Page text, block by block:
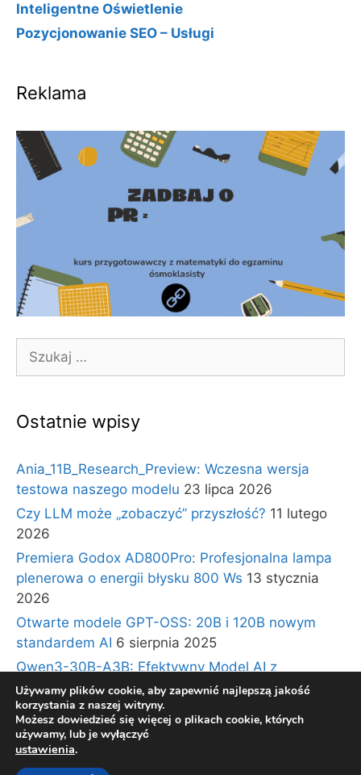
Inteligentne Oświetlenie
Pozycjonowanie SEO – Usługi
Reklama
Szukaj:
Ostatnie wpisy
Ania_11B_Research_Preview: Wczesna wersja
testowa naszego modelu 23 lipca 2026
Czy LLM może „zobaczyć” przyszłość? 11 lutego
2026
Premiera Godox AD800Pro: Profesjonalna lampa
plenerowa o energii błysku 800 Ws 13 stycznia
2026
Otwarte modele GPT-OSS: 20B i 120B nowym
standardem AI 6 sierpnia 2025
Qwen3-30B-A3B: Efektywny Model AI z
Architekturą Ekspertów i Długim Kontekstem 30
lipca 2025
Używamy plików cookie, aby zapewnić najlepszą jakość
korzystania z naszej witryny.
Możesz dowiedzieć się więcej o plikach cookie, których
używamy, lub je wyłączyć
ustawienia.